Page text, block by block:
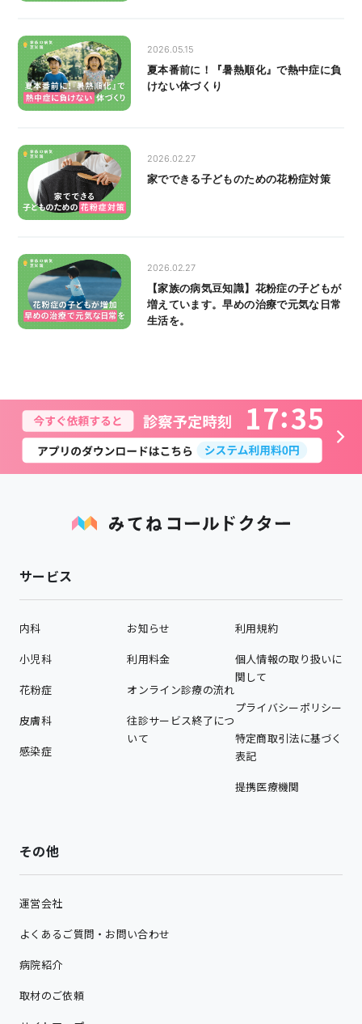
2026.05.15
夏本番前に！『暑熱順化』で熱中症に負
けない体づくり
2026.02.27
家でできる子どものための花粉症対策
2026.02.27
【家族の病気豆知識】花粉症の子どもが
増えています。早めの治療で元気な日常
生活を。
17 35
サービス
内科
小児科
花粉症
皮膚科
感染症
お知らせ
利用料金
オンライン診療の流れ
往診サービス終了につ
いて
利用規約
個人情報の取り扱いに
関して
プライバシーポリシー
特定商取引法に基づく
表記
提携医療機関
その他
運営会社
よくあるご質問・お問い合わせ
病院紹介
取材のご依頼